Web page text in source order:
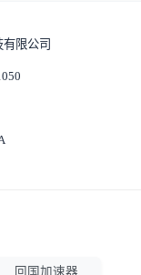
限公司
回国加速器